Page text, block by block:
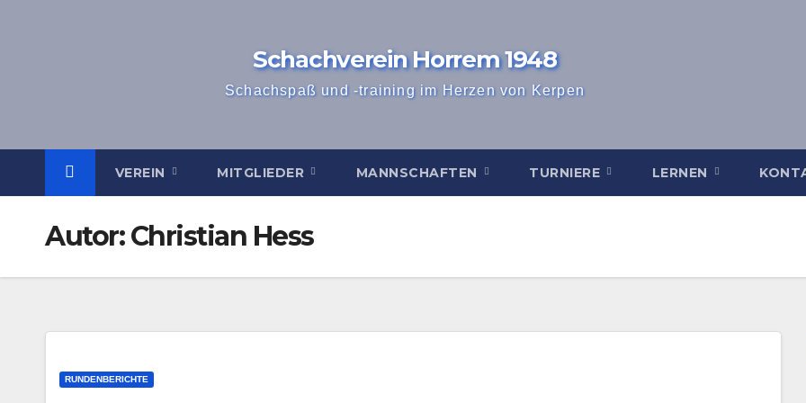
Schachverein Horrem 1948
Schachspaß und -training im Herzen von Kerpen
VEREIN MITGLIEDER MANNSCHAFTEN TURNIERE LERNEN
Autor:Christian Hess
RUNDENBERICHTE